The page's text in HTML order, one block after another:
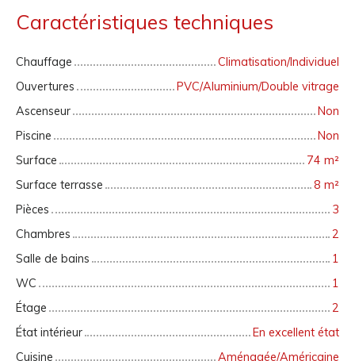
Caractéristiques techniques
Chauffage
Climatisation/Individuel
Ouvertures
PVC/Aluminium/Double vitrage
Ascenseur
Non
Piscine
Non
Surface
74 m²
Surface terrasse
8 m²
Pièces
3
Chambres
2
Salle de bains
1
WC
1
Étage
2
État intérieur
En excellent état
Cuisine
Aménagée/Américaine